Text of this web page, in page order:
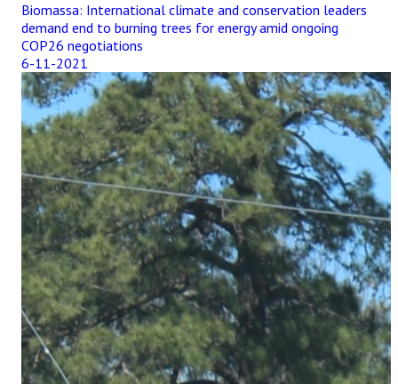
Biomassa: International climate and conservation leaders
demand end to burning trees for energy amid ongoing
COP26 negotiations
6-11-2021